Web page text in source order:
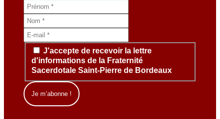
J'accepte de recevoir la lettre
d'informations de la Fraternité
Sacerdotale Saint-Pierre de Bordeaux